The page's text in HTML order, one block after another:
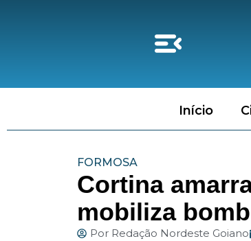
Início
FORMOSA
Cortina
mobiliza
Por Redação Nordeste Goiano